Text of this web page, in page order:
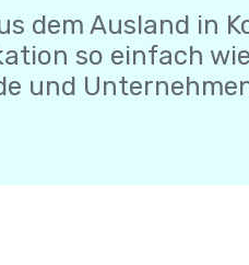
dem Ausland in
so einfach
und